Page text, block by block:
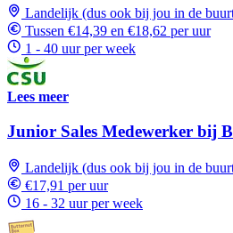
Landelijk (dus ook bij jou in de
Tussen €14,39 en €18,62 per uur
1 - 40 uur per week
Lees meer
Junior Sales Medewerker bij
Landelijk (dus ook bij jou in de
€17,91 per uur
16 - 32 uur per week